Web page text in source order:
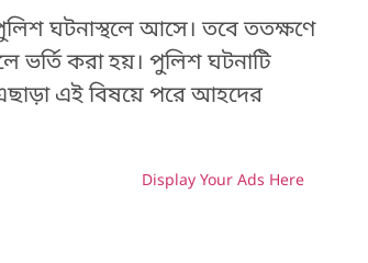
ঘটনাস্থলে আসে। তবে ততক্ষণে
ভর্তি করা হয়। পুলিশ ঘটনাটি
এই বিষয়ে পরে আহদের
Display Your Ads Here